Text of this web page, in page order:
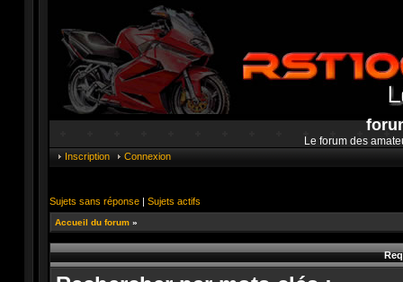
Le forum des
Inscription Connexion
Sujets sans réponse | Sujets actifs
Accueil du forum »